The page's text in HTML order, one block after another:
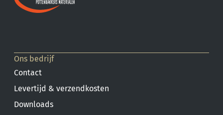
Ons bedrijf
Contact
Levertijd & verzendkosten
Downloads